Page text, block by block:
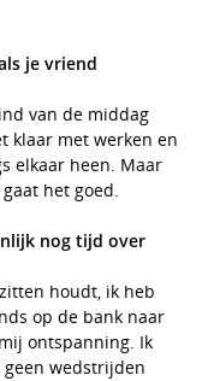
je vriend
van de middag
klaar met werken en
elkaar heen. Maar
het goed.
nog tijd over
houdt, ik heb
op de bank naar
ontspanning. Ik
wedstrijden